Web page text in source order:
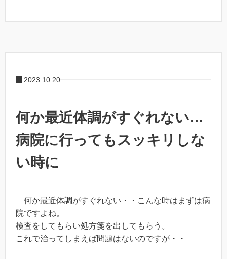
2023.10.20
何か最近体調がすぐれない…
病院に行ってもスッキリしな
い時に
何か最近体調がすぐれない・・こんな時はまずは病
院ですよね。
検査をしてもらい処方箋を出してもらう。
これで治ってしまえば問題はないのですが・・